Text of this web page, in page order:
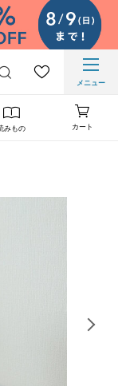
メニュー
みもの カート